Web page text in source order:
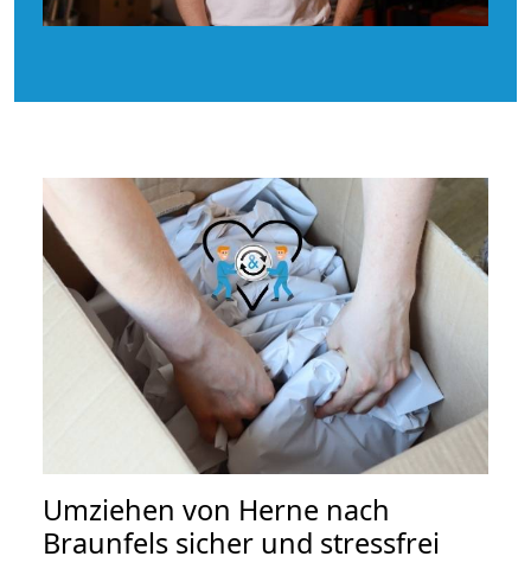
Umziehen von Herne nach
Braunfels sicher und stressfrei